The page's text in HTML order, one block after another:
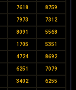
7618 8759
7973 7312
8091 5568
1705 5351
4724 8692
6251 7079
3402 6255